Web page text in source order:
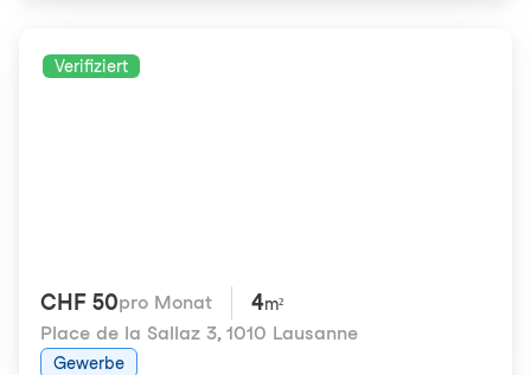
Verifiziert
CHF 50pro Monat 4m²
Place de la Sallaz 3, 1010 Lausanne
Gewerbe